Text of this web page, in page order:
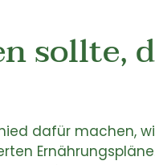
sollte,
dafür machen,